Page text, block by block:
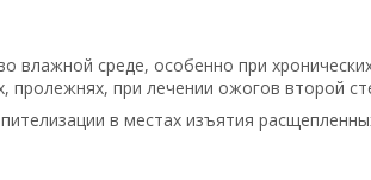
влажной среде, особенно при
пролежнях, при лечении ожогов второй
в местах изъятия